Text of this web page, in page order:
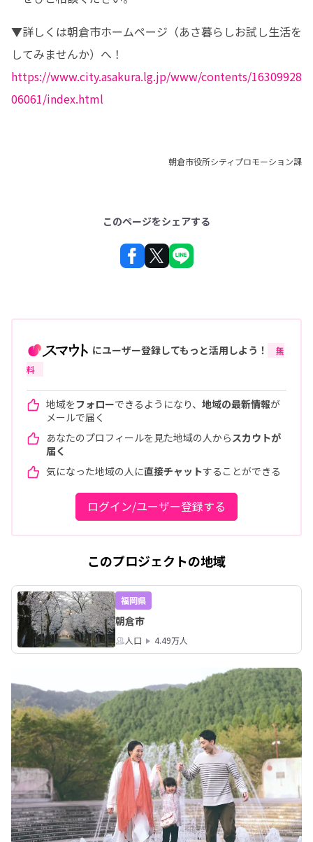
▼詳しくは朝倉市ホームページ（あさ暮らしお試し生活を
https://www.city.asakura.lg.jp/www/contents/16309928
06061/index.html
朝倉市役所シティプロモーション課
このページをシェアする
にユーザー登録してもっと活用しよう！
無
料
地域をフォローできるようになり、 地域の最新情報が
メールで届く
あなたのプロフィールを見た地域の人から スカウトが
届く
気になった地域の人に直接チャットすることができる
ログイン/ユーザー登録する
このプロジェクトの地域
福岡県
朝倉市
人口 4.49万人